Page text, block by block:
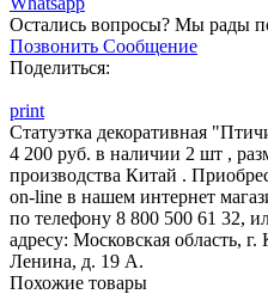
Остались вопросы? Мы рады
Позвонить Сообщение
Поделиться:
print
Статуэтка декоративная
4 200 руб. в наличии 2 шт ,
производства Китай .
on-line в нашем интернет
по телефону 8 800 500 61 32,
адресу: Московская область,
Ленина, д. 19 А.
Похожие товары